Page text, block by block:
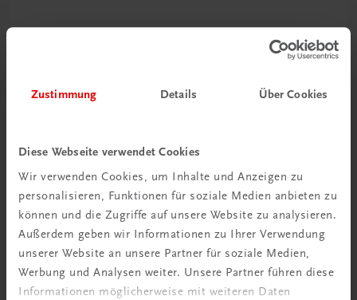
Zustimmung Details Über Cookies
Diese Webseite verwendet Cookies
Wir verwenden Cookies, um Inhalte und Anzeigen zu
personalisieren, Funktionen für soziale Medien anbieten zu
können und die Zugriffe auf unsere Website zu analysieren.
Außerdem geben wir Informationen zu Ihrer Verwendung
unserer Website an unsere Partner für soziale Medien,
Werbung und Analysen weiter. Unsere Partner führen diese
Informationen möglicherweise mit weiteren Daten
Ratgeber Schulpraxis
umgehen?
Mehr erfahren